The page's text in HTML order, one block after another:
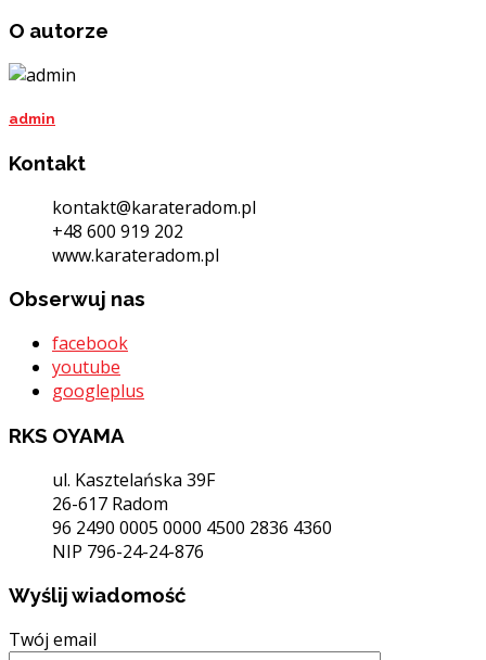
O autorze
admin
Kontakt
kontakt@karateradom.pl
+48 600 919 202
www.karateradom.pl
Obserwuj nas
facebook
youtube
googleplus
RKS OYAMA
ul. Kasztelańska 39F
26-617 Radom
96 2490 0005 0000 4500 2836 4360
NIP 796-24-24-876
Wyślij wiadomość
Twój email